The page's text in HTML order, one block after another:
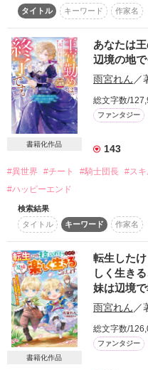
感想
ステータス 全て
作品の長さ
コンテスト
超短編！フェチから始まる
スターツ出版小説投稿サ
その他の条件 動画
タイトル
キーワード 作家名
書籍化作品
あなたは
辺境の地
雨宮れん ／
総文字数/
ファンタジー
143
#異世界 #チート #騎士団長 #スキ
#ハッピーエンド
検索結果
タイトル
キーワード 作家名
書籍化作品
転生した
しく生き
妹は辺境
雨宮れん ／
総文字数/
ファンタジー